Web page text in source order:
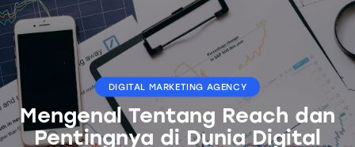
DIGITAL MARKETING AGENCY
Mengenal Tentang Reach dan
Pentingnya di Dunia Digital